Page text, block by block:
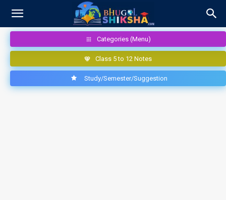
Categories (Menu)
Class 5 to 12 Notes
Study/Semester/Suggestion